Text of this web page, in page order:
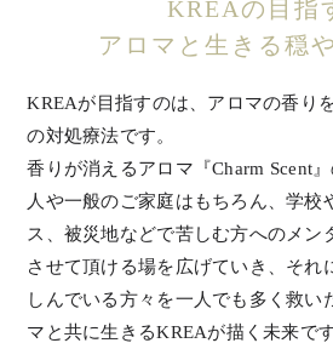
KREAの目指
アロマと生きる穏
KREAが目指すのは、アロマの香り
の対処療法です。
香りが消えるアロマ『Charm Scent
人や一般のご家庭はもちろん、学校
ス、被災地などで苦しむ方へのメン
させて頂ける場を広げていき、それ
しんでいる方々を一人でも多く救い
マと共に生きるKREAが描く未来です